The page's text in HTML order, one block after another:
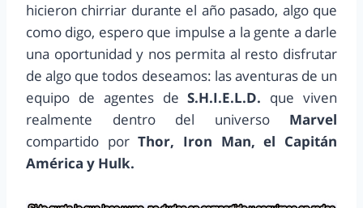
hicieron chirriar durante el año pasado, algo que
como digo, espero que impulse a la gente a darle
una oportunidad y nos permita al resto disfrutar
de algo que todos deseamos: las aventuras de un
equipo de agentes deS.H.I.E.L.D. que viven
realmente dentro del universo Marvel
compartido porThor, Iron Man, el Capitán
América y Hulk.